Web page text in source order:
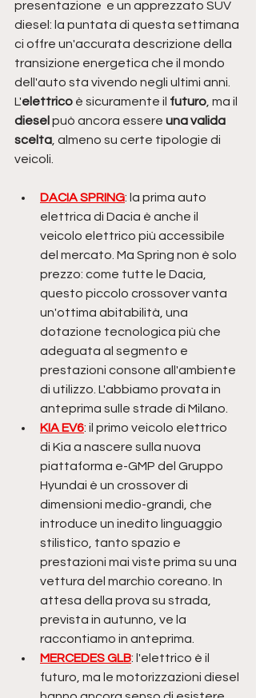
presentazione  e un apprezzato SUV
diesel: la puntata di questa settimana
ci offre un'accurata descrizione della
transizione energetica che il mondo
dell'auto sta vivendo negli ultimi anni.
L'elettrico è sicuramente il futuro , ma il
diesel può ancora essere una valida
scelta , almeno su certe tipologie di
veicoli.
DACIA SPRING: la prima auto
elettrica di Dacia è anche il
veicolo elettrico più accessibile
del mercato. Ma Spring non è solo
prezzo: come tutte le Dacia,
questo piccolo crossover vanta
un'ottima abitabilità, una
dotazione tecnologica più che
adeguata al segmento e
prestazioni consone all'ambiente
di utilizzo. L'abbiamo provata in
anteprima sulle strade di Milano.
KIA EV6: il primo veicolo elettrico
di Kia a nascere sulla nuova
piattaforma e-GMP del Gruppo
Hyundai è un crossover di
dimensioni medio-grandi, che
introduce un inedito linguaggio
stilistico, tanto spazio e
prestazioni mai viste prima su una
vettura del marchio coreano. In
attesa della prova su strada,
prevista in autunno, ve la
raccontiamo in anteprima.
MERCEDES GLB: l'elettrico è il
futuro, ma le motorizzazioni diesel